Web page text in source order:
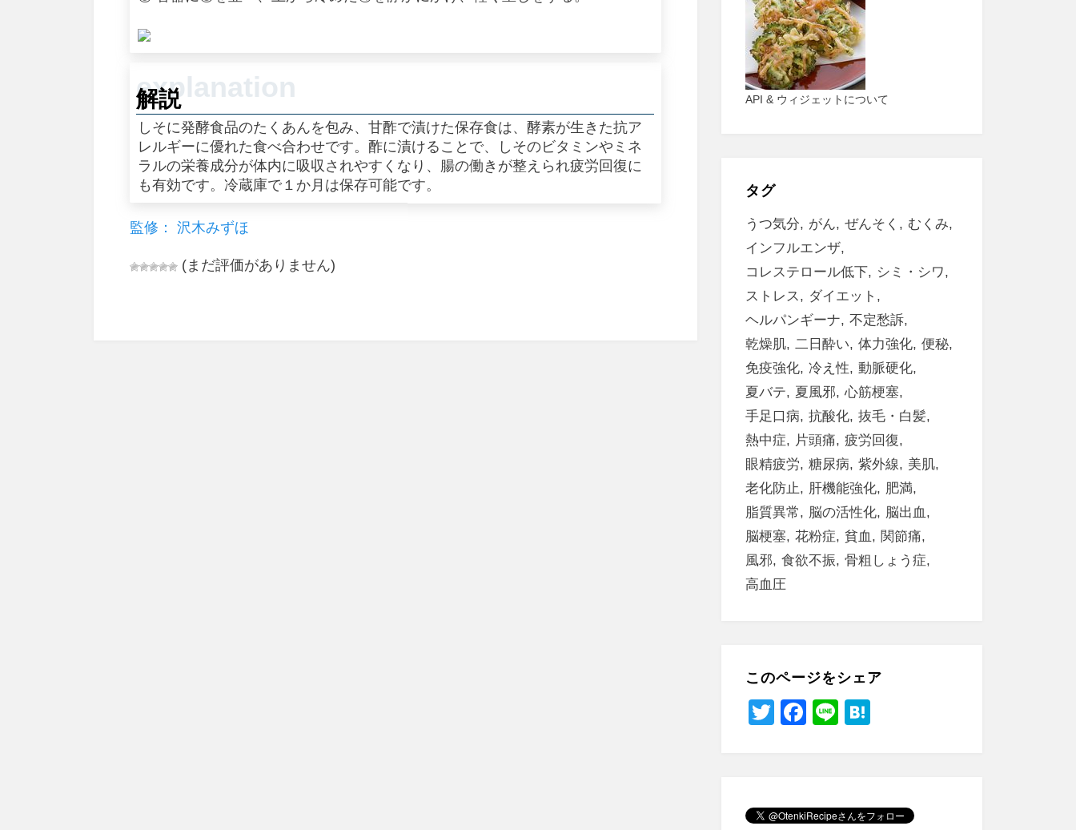
解説
しそに発酵食品のたくあんを包み、甘酢で漬けた保存食は、酵素が生きた抗ア
レルギーに優れた食べ合わせです。酢に漬けることで、しそのビタミンやミネ
ラルの栄養成分が体内に吸収されやすくなり、腸の働きが整えられ疲労回復に
も有効です。冷蔵庫で１か月は保存可能です。
監修： 沢木みずほ
(まだ評価がありません)
API & ウィジェットについて
タグ
うつ気分 がん ぜんそく
むくみ
インフルエンザ
コレステロール低下
シミ・シワ
ストレス
ダイエット
ヘルパンギーナ
不定愁訴
乾燥肌 二日酔い 体力強化 便秘
免疫強化 冷え性
動脈硬化
夏バテ
夏風邪
心筋梗塞
手足口病
抗酸化 抜毛・白髪
熱中症
片頭痛
疲労回復
眼精疲労
糖尿病 紫外線
美肌
老化防止
肝機能強化
肥満
脂質異常
脳の活性化
脳出血
脳梗塞
花粉症 貧血
関節痛
風邪
食欲不振
骨粗しょう症
高血圧
このページをシェア
T
F
b
Li
a